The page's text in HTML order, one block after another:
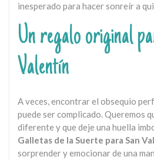
inesperado para hacer sonreír a
Un regalo original
Valentín
A veces, encontrar el obsequio
puede ser complicado. Queremos
diferente y que deje una huella
Galletas de la Suerte para San
sorprender y emocionar de una